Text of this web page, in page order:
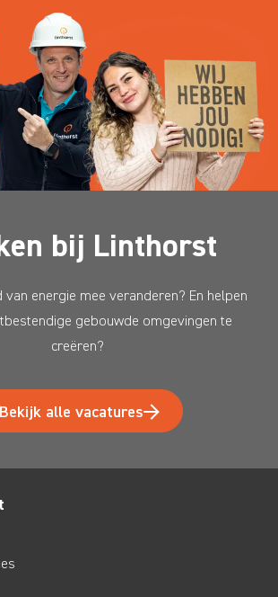
bij Linthorst
energie mee veranderen? En helpen
gebouwde omgevingen te
creëren?
Bekijk alle vacatures